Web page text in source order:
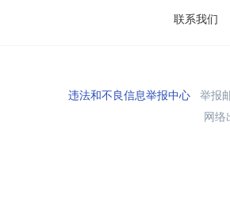
联系我们
违法和不良信息举报中心举报
网